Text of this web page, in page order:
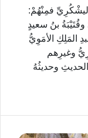
فمِنْهُمْ:
بنُ سعيدٍ
المَلِكِ الأمَوِيُّ
وغيرِهم
وحديثُهُ